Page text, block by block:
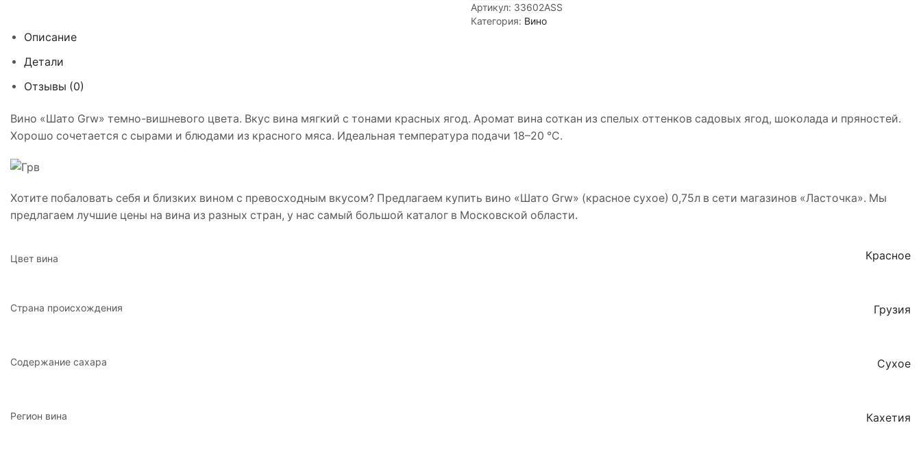
Шато
Grw
Артикул: 33602ASS
Категория: Вино
Описание
Детали
Отзывы (0)
Вино «Шато Grw» темно-вишневого цвета. Вкус вина мягкий с тонами красных ягод. Аромат вина соткан из спелых оттенков садовых ягод, шоколада и пряностей.
Хорошо сочетается с сырами и блюдами из красного мяса. Идеальная температура подачи 18–20 °С.
Хотите побаловать себя и близких вином с превосходным вкусом? Предлагаем купить вино «Шато Grw» (красное сухое) 0,75л в сети магазинов «Ласточка». Мы
предлагаем лучшие цены на вина из разных стран, у нас самый большой каталог в Московской области.
Цвет вина Красное
Страна происхождения Грузия
Содержание сахара Сухое
Регион вина Кахетия